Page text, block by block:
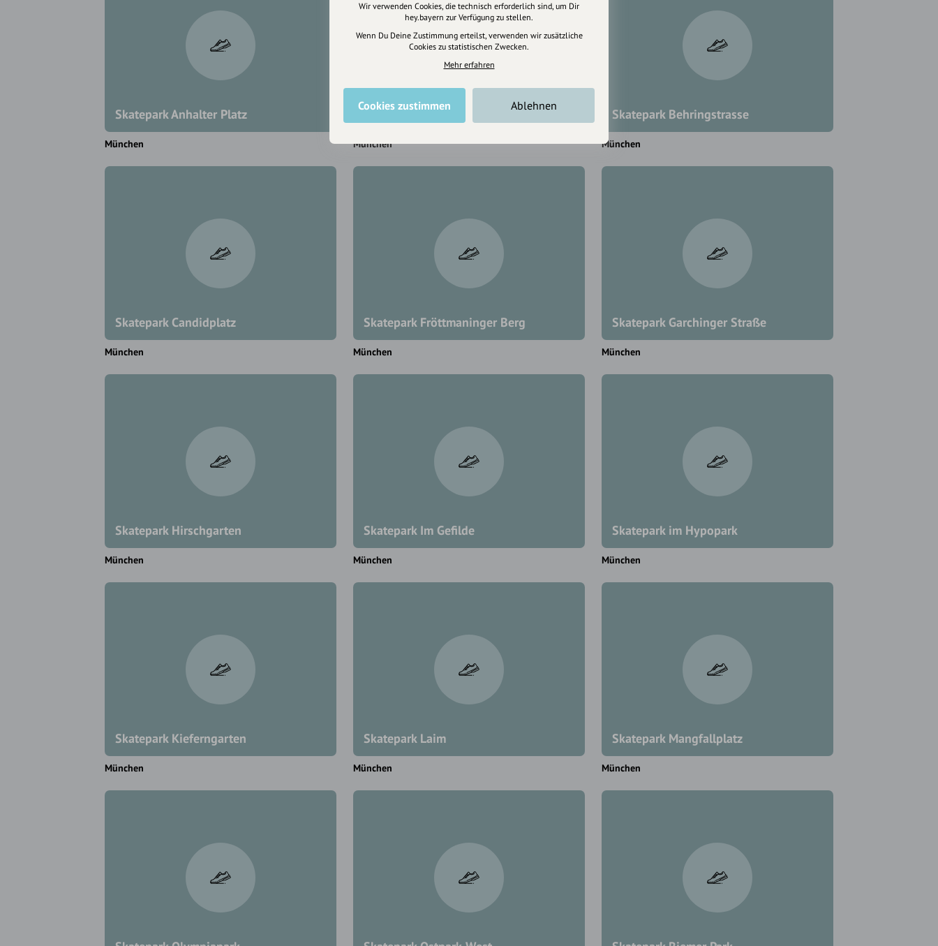
Skatepark Anhalter Platz
München
Skatepark Annette-Kolb-Anger
München
Skatepark Behringstrasse
München
Skatepark Candidplatz
München
Skatepark Fröttmaninger Berg
München
Skatepark Garchinger Straße
München
Skatepark Hirschgarten
München
Skatepark Im Gefilde
München
Skatepark im Hypopark
München
Skatepark Kieferngarten
München
Skatepark Laim
München
Skatepark Mangfallplatz
München
Wir verwenden Cookies, die technisch erforderlich sind, um Dir
hey.bayern zur Verfügung zu stellen.
Wenn Du Deine Zustimmung erteilst, verwenden wir zusätzliche
Cookies zu statistischen Zwecken.
Mehr erfahren
Cookies zustimmen Ablehnen